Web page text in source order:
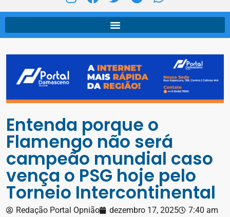
Entenda porque o
Flamengo não será
campeão mundial caso
vença o PSG hoje pelo
Torneio Intercontinental
Redação Portal Opnião dezembro 17, 2025 7:40 am